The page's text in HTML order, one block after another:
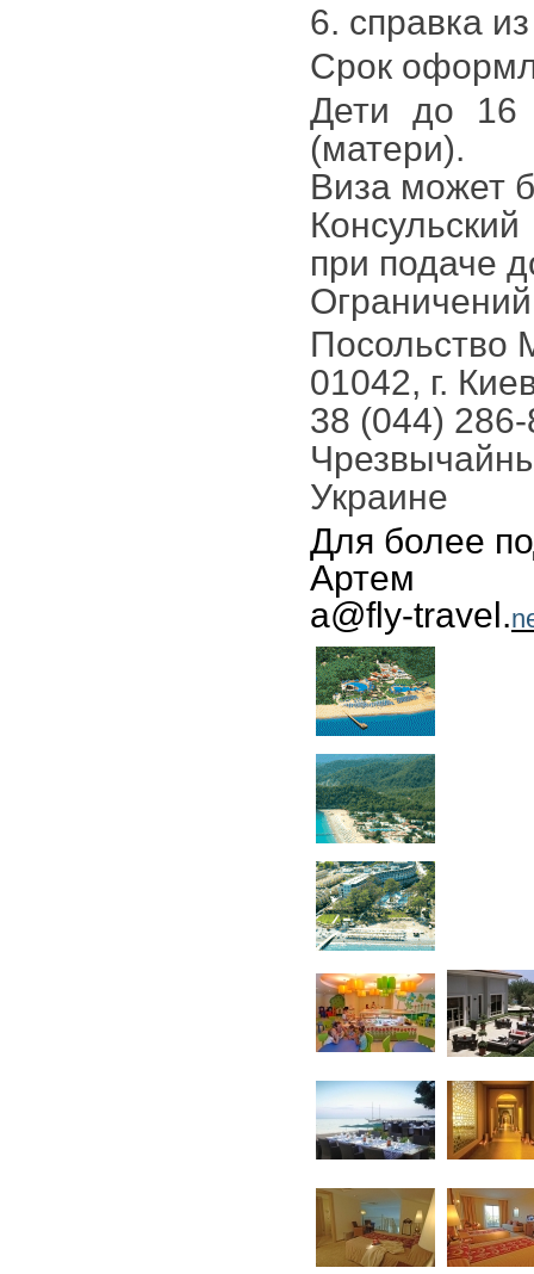
6. справка
Срок
Дети до 16
(матери).
Виза может
при подаче
Посольство
01042, г.
38 (044)
Украине
Для более
Артем
a@fly-travel.